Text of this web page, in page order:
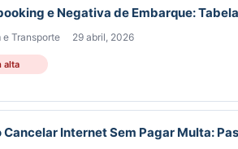
e Negativa de Embarque:
e Transporte 29 abril, 2026
alta
Cancelar Internet Sem Pagar Multa: